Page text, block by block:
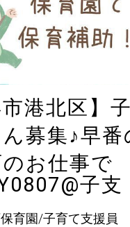
市港北区】
募集♪早番
お仕事で
子支
育園/子育て支援員